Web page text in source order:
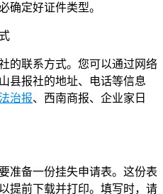
确定好证件类型。
的联系方式。您可以通过网络
县报社的地址、电话等信息
治报、西南商报、企业家日
准备一份挂失申请表。这份表
提前下载并打印。填写时，请